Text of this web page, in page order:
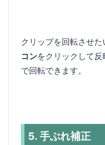
クリップを回転させ
コンをクリックして
で回転できます。
5. 手ぶれ補正